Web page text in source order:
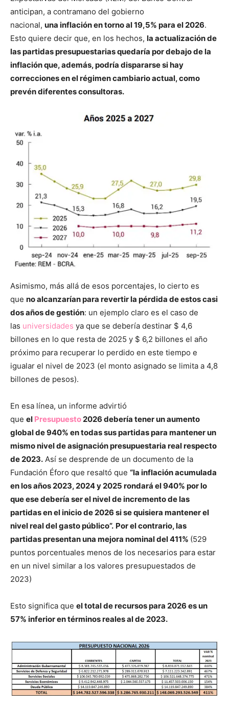
anticipan, a contramano del gobierno
nacional, una inflación en torno al 19,5% para el 2026.
Esto quiere decir que, en los hechos, la actualización de
las partidas presupuestarias quedaría por debajo de la
inflación que, además, podría dispararse si hay
correcciones en el régimen cambiario actual, como
prevén diferentes consultoras.
Asimismo, más allá de esos porcentajes, lo cierto es
que no alcanzarían para revertir la pérdida de estos casi
dos años de gestión: un ejemplo claro es el caso de
las universidades ya que se debería destinar $ 4,6
billones en lo que resta de 2025 y $ 6,2 billones el año
próximo para recuperar lo perdido en este tiempo e
igualar el nivel de 2023 (el monto asignado se limita a 4,8
billones de pesos).
En esa línea, un informe advirtió
que el Presupuesto2026 debería tener un aumento
global de 940% en todas sus partidas para mantener un
mismo nivel de asignación presupuestaria real respecto
de 2023. Así se desprende de un documento de la
Fundación Éforo que resaltó que “la inflación acumulada
en los años 2023, 2024 y 2025 rondará el 940% por lo
que ese debería ser el nivel de incremento de las
partidas en el inicio de 2026 si se quisiera mantener el
nivel real del gasto público”. Por el contrario, las
partidas presentan una mejora nominal del 411% (529
puntos porcentuales menos de los necesarios para estar
en un nivel similar a los valores presupuestados de
2023)
Esto significa que el total de recursos para 2026 es un
57% inferior en términos reales al de 2023.